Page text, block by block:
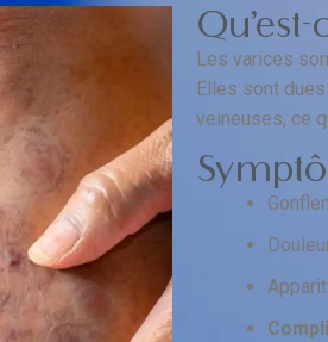
Les varices
Elles sont
veineuses, ce